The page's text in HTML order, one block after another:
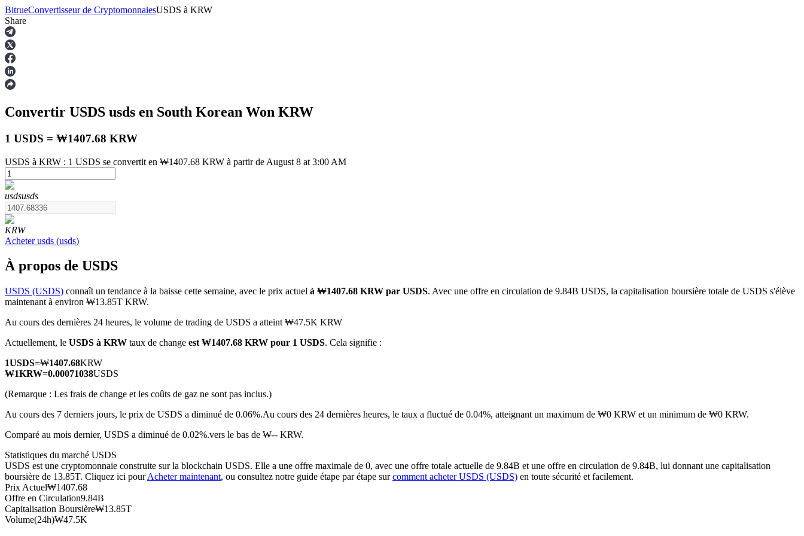
Contrats à terme
Futures USDT
Futures utilisant l'USDT comme garantie
Futures COIN-M
Contrats à terme sur crypto-monnaie
BitrueConvertisseur de CryptomonnaiesUSDS à KRW
Share
Convertir USDS usds en South Korean Won KRW
1 USDS = ₩1407.68 KRW
USDS à KRW : 1 USDS se convertit en ₩1407.68 KRW à partir de August 8 at 3:00 AM
usdsusds
KRW
Acheter usds (usds)
À propos de USDS
USDS (USDS) connaît un tendance à la baisse cette semaine, avec le prix actuel à ₩1407.68 KRW par USDS. Avec une offre en circulation de 9.84B USDS, la capitalisation boursière totale de USDS s'élève
maintenant à environ ₩13.85T KRW.
Au cours des dernières 24 heures, le volume de trading de USDS a atteint ₩47.5K KRW
Actuellement, le USDS à KRW taux de change est ₩1407.68 KRW pour 1 USDS. Cela signifie :
1USDS=₩1407.68KRW
₩1KRW=0.00071038USDS
(Remarque : Les frais de change et les coûts de gaz ne sont pas inclus.)
Au cours des 7 derniers jours, le prix de USDS a diminué de 0.06%.Au cours des 24 dernières heures, le taux a fluctué de 0.04%, atteignant un maximum de ₩0 KRW et un minimum de ₩0 KRW.
Comparé au mois dernier, USDS a diminué de 0.02%.vers le bas de ₩-- KRW.
Statistiques du marché USDS
USDS est une cryptomonnaie construite sur la blockchain USDS. Elle a une offre maximale de 0, avec une offre totale actuelle de 9.84B et une offre en circulation de 9.84B, lui donnant une capitalisation
boursière de 13.85T. Cliquez ici pourAcheter maintenant, ou consultez notre guide étape par étape surcomment acheter USDS (USDS) en toute sécurité et facilement.
Prix Actuel₩1407.68
Offre en Circulation9.84B
Capitalisation Boursière₩13.85T
Volume(24h)₩47.5K